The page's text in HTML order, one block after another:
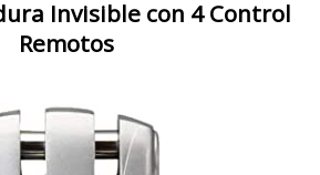
Invisible con 4 Control
Remotos